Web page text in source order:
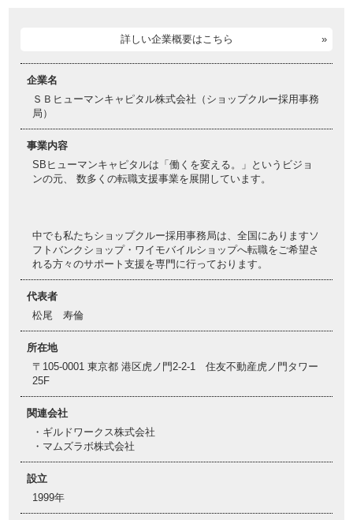
詳しい企業概要はこちら
企業名
ＳＢヒューマンキャピタル株式会社（ショップクルー採用事務
局）
事業内容
SBヒューマンキャピタルは「働くを変える。」というビジョ
ンの元、 数多くの転職支援事業を展開しています。
中でも私たちショップクルー採用事務局は、全国にありますソ
フトバンクショップ・ワイモバイルショップへ転職をご希望さ
れる方々のサポート支援を専門に行っております。
代表者
松尾 寿倫
所在地
〒105-0001 東京都 港区虎ノ門2-2-1 住友不動産虎ノ門タワー
25F
関連会社
・ギルドワークス株式会社
・マムズラボ株式会社
設立
1999年